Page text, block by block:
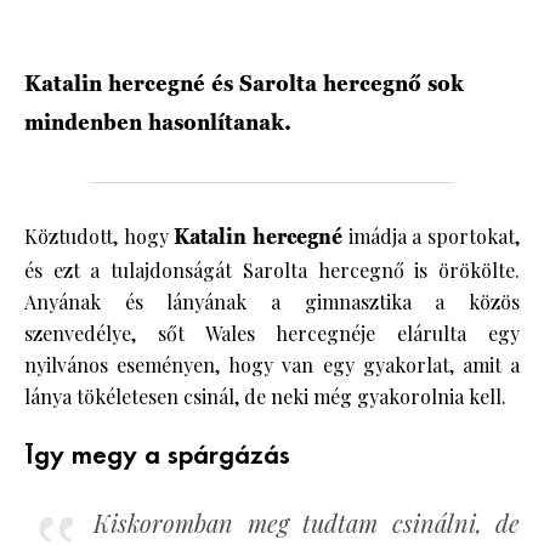
Katalin hercegné és Sarolta hercegnő sok
mindenben hasonlítanak.
Köztudott, hogyKatalin hercegné imádja a sportokat,
és ezt a tulajdonságát Sarolta hercegnő is örökölte.
Anyának és lányának a gimnasztika a közös
szenvedélye, sőt Wales hercegnéje elárulta egy
nyilvános eseményen, hogy van egy gyakorlat, amit a
lánya tökéletesen csinál, de neki még gyakorolnia kell.
Így megy a spárgázás
Kiskoromban meg tudtam csinálni, de